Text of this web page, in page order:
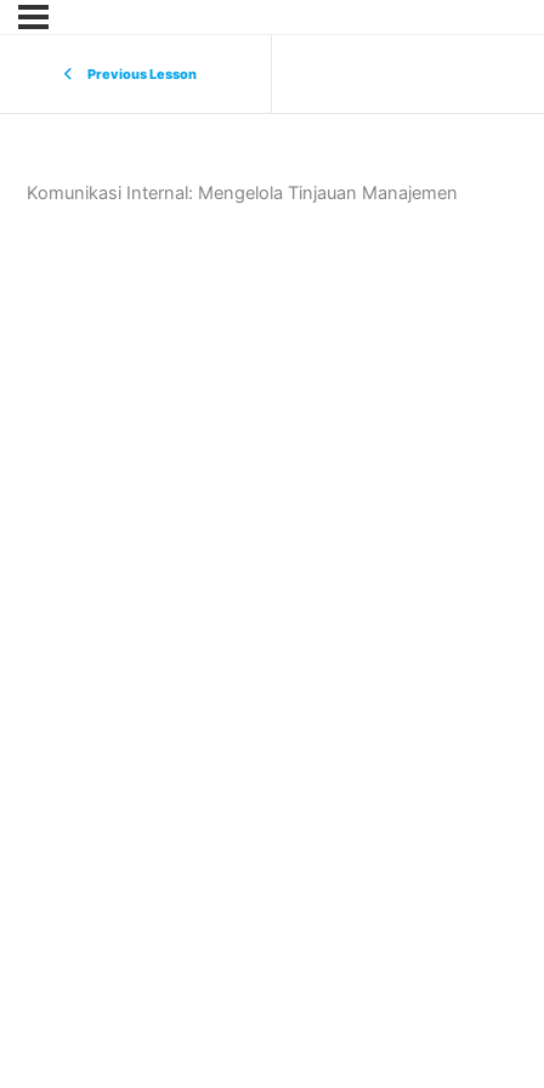
Previous Lesson
Komunikasi Internal: Mengelola Tinjauan Manajemen